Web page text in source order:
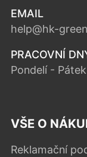
EMAIL
help@hk-
PRACOVNÍ
Pondelí -
VŠE O
Reklamační